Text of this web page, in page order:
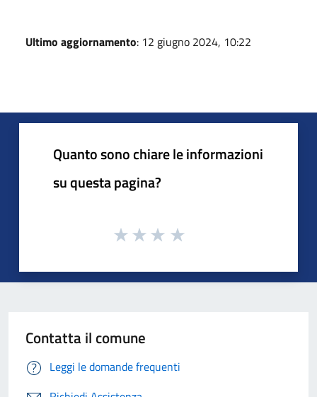
Ultimo aggiornamento: 12 giugno 2024, 10:22
Quanto sono chiare le informazioni
su questa pagina?
Contatta il comune
Leggi le domande frequenti